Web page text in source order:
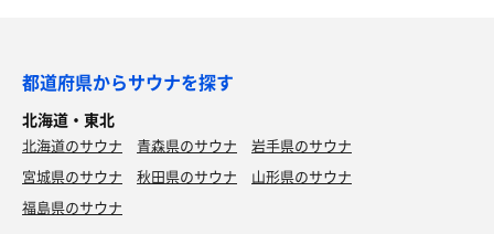
都道府県からサウナを探す
北海道・東北
北海道のサウナ 青森県のサウナ
岩手県のサウナ
宮城県のサウナ
秋田県のサウナ
山形県のサウナ
福島県のサウナ